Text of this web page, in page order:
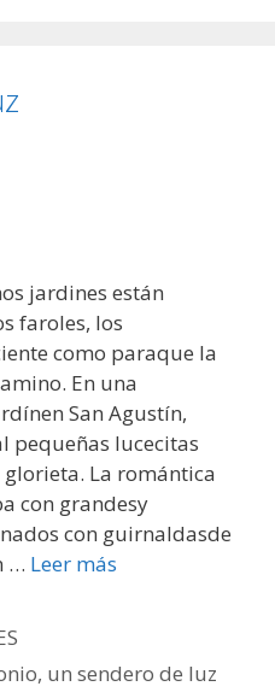
jardines están
faroles, los
como paraque la
En una
San Agustín,
pequeñas lucecitas
La romántica
con grandesy
con guirnaldasde
… Leer más
, un sendero de luz